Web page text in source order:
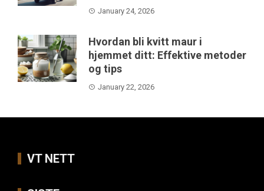
January 24, 2026
Hvordan bli kvitt maur i
hjemmet ditt: Effektive metoder
og tips
January 22, 2026
VT NETT